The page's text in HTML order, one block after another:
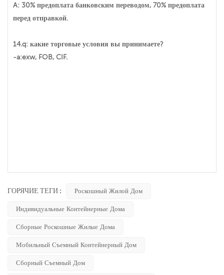
A: 30% предоплата банковским переводом, 70% предоплата
перед отправкой.
14.q: какие торговые условия вы принимаете?
-a:exw, FOB, CIF.
ГОРЯЧИЕ ТЕГИ : Роскошный Жилой Дом
Индивидуальные Контейнерные Дома
Сборные Роскошные Жилые Дома
Мобильный Съемный Контейнерный Дом
Сборный Съемный Дом